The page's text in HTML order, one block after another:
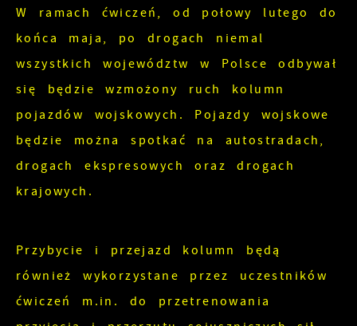
W ramach ćwiczeń, od połowy lutego do
końca maja, po drogach niemal
wszystkich województw w Polsce odbywał
się będzie wzmożony ruch kolumn
pojazdów wojskowych. Pojazdy wojskowe
będzie można spotkać na autostradach,
drogach ekspresowych oraz drogach
krajowych.
Przybycie i przejazd kolumn będą
również wykorzystane przez uczestników
ćwiczeń m.in. do przetrenowania
innych dostawców usług. Firmy te działają w
charakterze pośredników prezentujących nasze
treści w postaci wiadomości, ofert,
komunikatów mediów społecznościowych.